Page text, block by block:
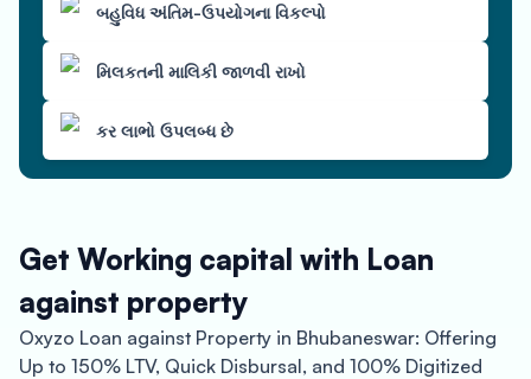
બહુવિધ અંતિમ-ઉપયોગના વિકલ્પો
મિલકતની માલિકી જાળવી રાખો
કર લાભો ઉપલબ્ધ છે
Get Working capital with Loan
against property
Oxyzo Loan against Property in Bhubaneswar: Offering
Up to 150% LTV, Quick Disbursal, and 100% Digitized